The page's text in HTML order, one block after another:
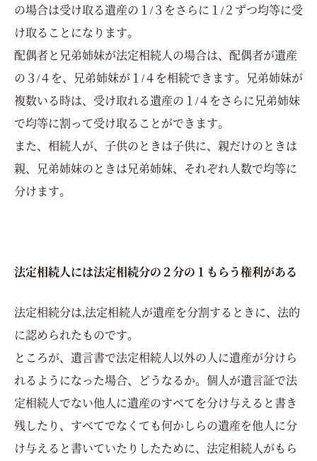
の場合は受け取る遺産の１/３をさらに１/２ずつ均等に受
け取ることになります。
配偶者と兄弟姉妹が法定相続人の場合は、配偶者が遺産
の３/４を、兄弟姉妹が１/４を相続できます。兄弟姉妹が
複数いる時は、受け取れる遺産の１/４をさらに兄弟姉妹
で均等に割って受け取ることができます。
また、相続人が、子供のときは子供に、親だけのときは
親、兄弟姉妹のときは兄弟姉妹、それぞれ人数で均等に
分けます。
法定相続人には法定相続分の２分の１もらう権利がある
法定相続分は,法定相続人が遺産を分割するときに、法的
に認められたものです。
ところが、遺言書で法定相続人以外の人に遺産が分けら
れるようになった場合、どうなるか。個人が遺言証で法
定相続人でない他人に遺産のすべてを分け与えると書き
残したり、すべてでなくても何かしらの遺産を他人に分
け与えると書いていたりしたために、法定相続人がもら